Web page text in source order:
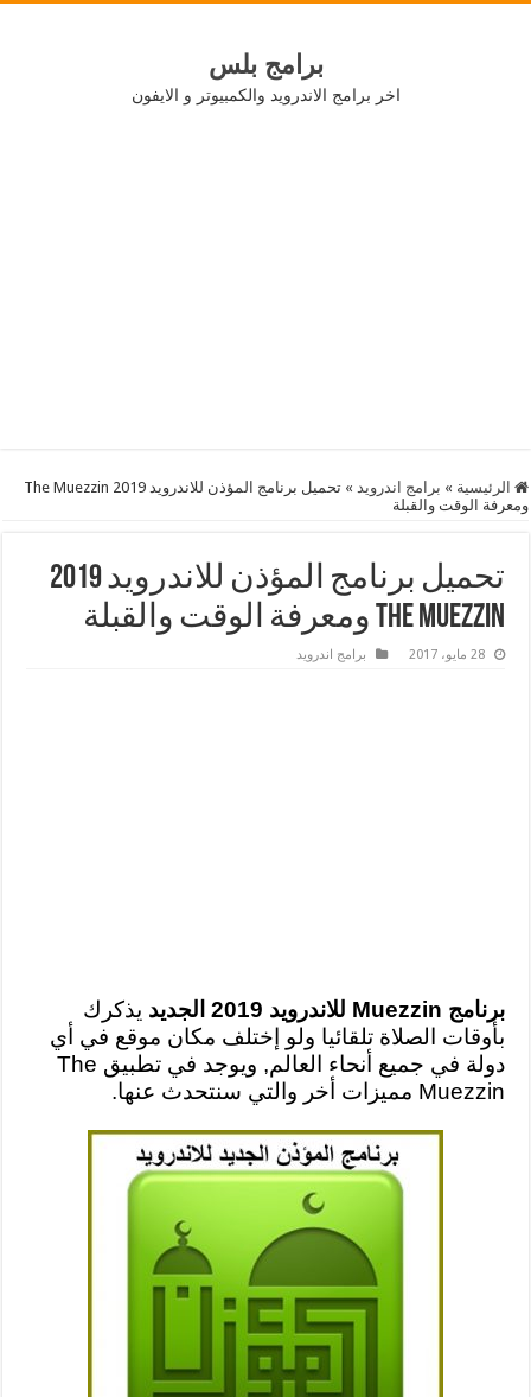
برامج بلس
اخر برامج الاندرويد والكمبيوتر و الايفون
الرئيسية » برامج اندرويد »
تحميل برنامج المؤذن للاندرويد 2019 The Muezzin
ومعرفة الوقت والقبلة
تحميل برنامج المؤذن للاندرويد 2019
The Muezzin ومعرفة الوقت والقبلة
28 مايو، 2017 برامج اندرويد
برنامج Muezzin للاندرويد 2019 الجديد
يذكرك
بأوقات الصلاة تلقائيا ولو إختلف مكان موقع في أي
دولة في جميع أنحاء العالم, ويوجد في تطبيق The
Muezzin مميزات أخر والتي سنتحدث عنها.